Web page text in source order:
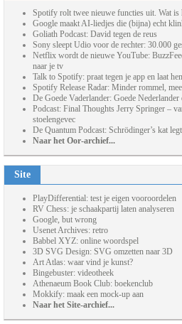
Spotify rolt twee nieuwe functies uit. Wat is
Google maakt AI-liedjes die (bijna) echt
Goliath Podcast: David tegen de reus
Sony sleept Udio voor de rechter: 30.000
Netflix wordt de nieuwe YouTube:
naar je tv
Talk to Spotify: praat tegen je app en laat
Spotify Release Radar: Minder rommel,
De Goede Vaderlander: Goede
Podcast: Final Thoughts Jerry Springer –
stoelengevec
De Quantum Podcast: Schrödinger’s kat
Naar het Oor-archief...
Site
PlayDifferential: test je eigen vooroordelen
RV Chess: je schaakpartij laten analyseren
Google, but wrong
Usenet Archives: retro
Babbel XYZ: online woordspel
3D SVG Design: SVG omzetten naar 3D
Art Atlas: waar vind je kunst?
Bingebuster: videotheek
Athenaeum Book Club: boekenclub
Mokkify: maak een mock-up aan
Naar het Site-archief...